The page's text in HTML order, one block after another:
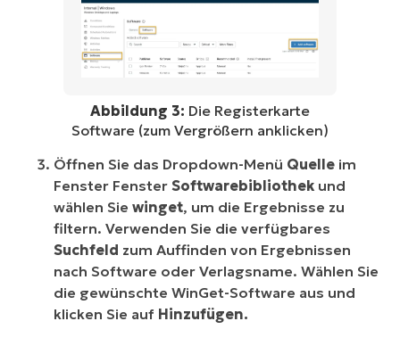
Abbildung 3: Die Registerkarte
Software (zum Vergrößern anklicken)
Öffnen Sie das Dropdown-Menü Quelle im
Fenster Fenster Softwarebibliothek und
wählen Sie winget, um die Ergebnisse zu
filtern. Verwenden Sie die verfügbares
Suchfeld zum Auffinden von Ergebnissen
nach Software oder Verlagsname. Wählen Sie
die gewünschte WinGet-Software aus und
klicken Sie auf Hinzufügen.